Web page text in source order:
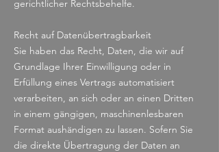
gerichtlicher Rechtsbehelfe.
Recht auf Datenübertragbarkeit
Sie haben das Recht, Daten, die wir auf
Grundlage Ihrer Einwilligung oder in
Erfüllung eines Vertrags automatisiert
verarbeiten, an sich oder an einen Dritten
in einem gängigen, maschinenlesbaren
Format aushändigen zu lassen. Sofern Sie
die direkte Übertragung der Daten an